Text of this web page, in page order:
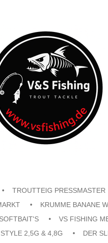
TROUTTEIG PRESSMASTER
KRUMME BANANE
VS FISHING
2,5G & 4,8G
DER